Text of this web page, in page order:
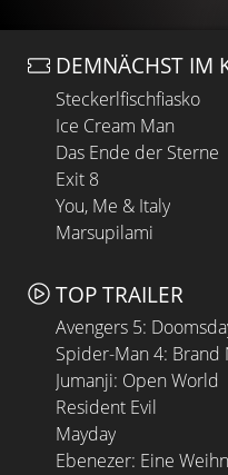
DEMNÄCHST IM
Steckerlfischfiasko
Ice Cream Man
Das Ende der Sterne
Exit 8
You, Me & Italy
Marsupilami
TOP TRAILER
Avengers 5:
Spider-Man 4: Brand
Jumanji: Open World
Resident Evil
Mayday
Ebenezer: Eine